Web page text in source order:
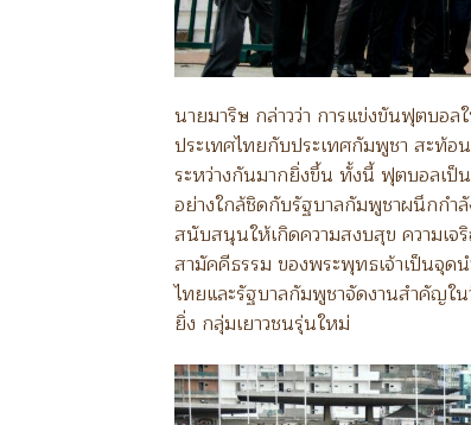
นายมาริษ กล่าวว่า การแข่งขันฟุตบอ
ประเทศไทยกับประเทศกัมพูชา สะท้อ
ระหว่างกันมากยิ่งขึ้น ทั้งนี้ ฟุตบอลเป็
อย่างใกล้ชิดกับรัฐบาลกัมพูชาผนึกกำ
สนับสนุนให้เกิดความสงบสุข ความเจ
สามัคคีธรรม ของพระพุทธเจ้าเป็นจุ
ไทยและรัฐบาลกัมพูชาจัดงานสำคัญใน
ยิ่ง กลุ่มเยาวชนรุ่นใหม่